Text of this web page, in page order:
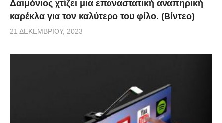
Δαιμόνιος χτίζει μια επαναστατική αναπηρική
καρέκλα για τον καλύτερο του φίλο. (Βίντεο)
21 ΔΕΚΕΜΒΡΊΟΥ, 2023